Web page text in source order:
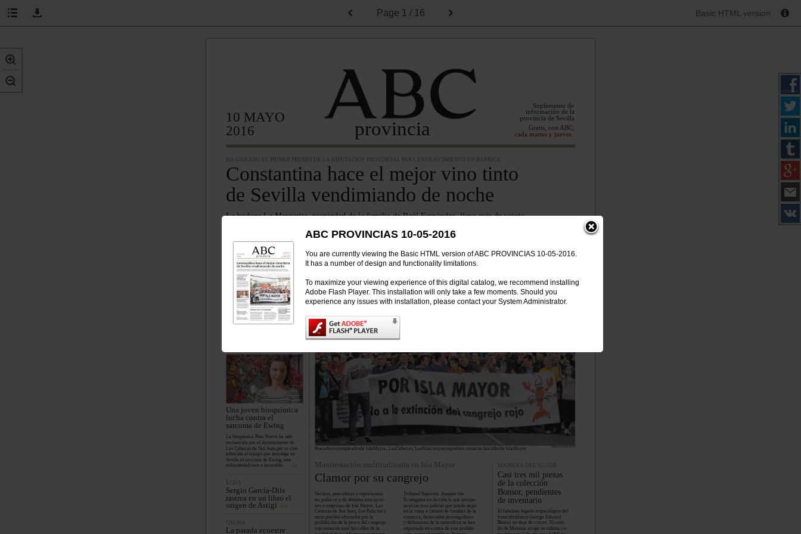
ABC PROVINCIAS 10-05-2016
You are currently viewing the Basic HTML version of ABC PROVINCIAS 10-05-2016.
It has a number of design and functionality limitations.
To maximize your viewing experience of this digital catalog, we recommend installing
Adobe Flash Player. This installation will only take a few moments. Should you
experience any issues with installation, please contact your System Administrator.
Page 1 / 16 Basic HTML version
provincia
10 MAYO
2016
Constantina hace el mejor vino tinto
de Sevilla vendimiando de noche
La bodega La Margarita, propiedad de la familia de Raúl Fernández, lleva más de veinte
HA GANADO EL PRIMER PREMIO DE LA DIPUTACIÓN PROVINCIAL PARA ENVEJECIMIENTO EN BARRICA
Suplemento de
información de la
provincia de Sevilla
Gratis, con ABC,
cada martes y jueves
Manifestación multitudinaria en Isla Mayor
RAÚLDOBLADO
Pescadoresyempleadosde IslaMayor, LasCabezas, LosPalaciosyotrospueblos tomaron lascallesde IslaMayor
Vecinos, pescadores y representan-
tes políticos y de distintas asociacio-
nes y empresas de Isla Mayor, Las
Cabezas de San Juan, Los Palacios y
otros pueblos afectados por la
prohibición de la pesca del cangrejo
rojo tomaron ayer las calles de la
Tribunal Supremo. Aunque fue
Ecologistas en Acción la que interpu-
so el recurso judicial que puede dejar
en la ruina a cientos de familias de la
comarca, destacados investigadores
y defensores de la naturaleza se han
expresado en contra de esta prohibi-
Clamor por su cangrejo
La alcaldesa, Pepi Ferre, de Unión
Minera, ha denunciado un supues-
to intento de extorsión de la asocia-
ción Animalius para que firme un
convenio de colaboración con el que
cesarían «el acoso de denuncias».
VILLANUEVADELRÍOYMINAS
El Ayuntamiento
acusa a los
animalistas de
extorsionarles
La bioquímica Pilar Puerto ha sido
reconocida por el Ayuntamiento de
Las Cabezas de San Juan por su con-
tribución al equipo que investiga en
Sevilla el sarcoma de Ewing, una
enfermedad rara e incurable.
[5]
Una joven bioquímica
lucha contra el
sarcoma de Ewing
ÉCIJA
Sergio García-Dils
rastrea en un libro el
origen de Astigi
[13]
OSUNA
La parada ecuestre
El fabuloso legado arqueológico del
francobritánico George Edward
Bonsor no deja de crecer. El casti-
llo de Mairena acoge su valiosa co-
MAIRENA DEL ALCOR
Casi tres mil piezas
de la colección
Bonsor, pendientes
de inventario